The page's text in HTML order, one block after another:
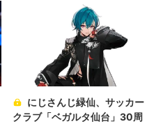
にじさんじ緑仙、サッカー
クラブ「ベガルタ仙台」30周